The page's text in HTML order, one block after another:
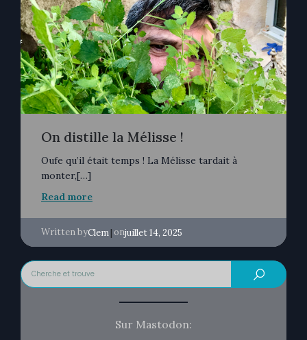
On distille la Mélisse !
Oufe qu’il était temps ! La Mélisse tardait à
monter,[…]
Read more
Written byClem| onjuillet 14, 2025
Sur Mastodon: